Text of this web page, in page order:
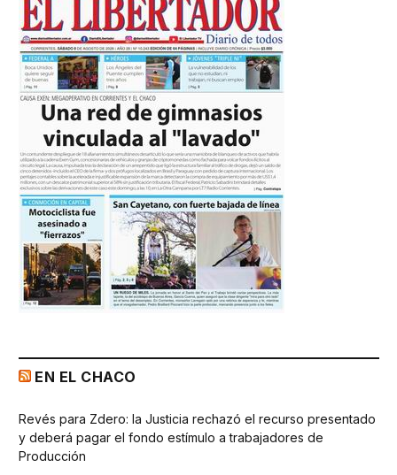
EN EL CHACO
Revés para Zdero: la Justicia rechazó el recurso presentado
y deberá pagar el fondo estímulo a trabajadores de
Producción